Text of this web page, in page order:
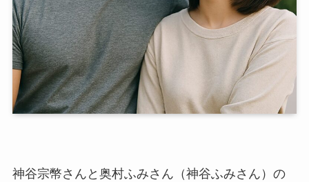
神谷宗幣さんと奥村ふみさん（神谷ふみさん）の